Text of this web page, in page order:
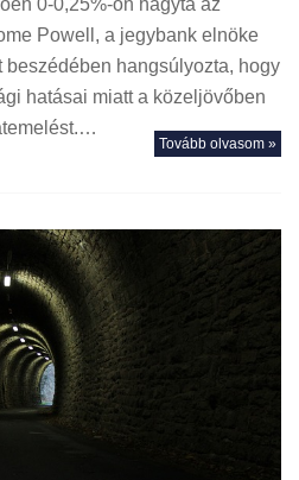
0-0,25%-on hagyta az
Powell, a jegybank elnöke
beszédében hangsúlyozta, hogy
hatásai miatt a közeljövőben
Tovább olvasom »